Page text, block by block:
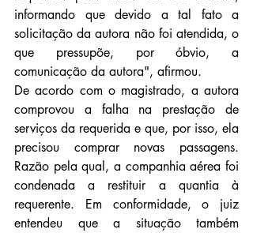
informando que devido a tal fato a
solicitação da autora não foi atendida, o
que pressupõe, por óbvio, a
comunicação da autora", afirmou.
De acordo com o magistrado, a autora
comprovou a falha na prestação de
serviços da requerida e que, por isso, ela
precisou comprar novas passagens.
Razão pela qual, a companhia aérea foi
condenada a restituir a quantia à
requerente. Em conformidade, o juiz
entendeu que a situação também